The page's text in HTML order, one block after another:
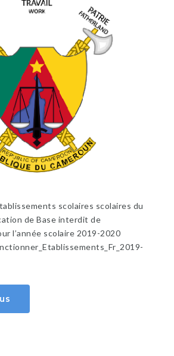
scolaires scolaires du
de Base interdit de
l’année scolaire 2019-2020